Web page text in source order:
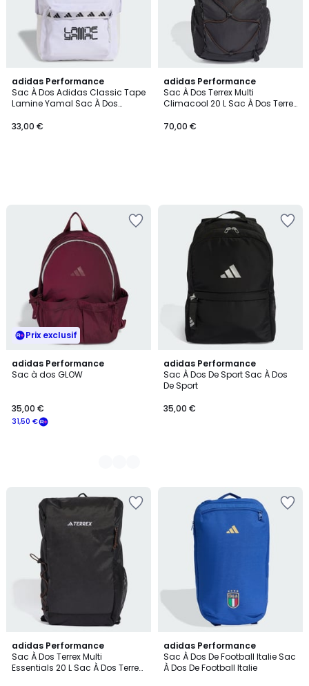
adidas Performance
Sac À Dos Adidas Classic Tape
Lamine Yamal Sac À Dos
Yamal
33,00 €
adidas Performance
Sac À Dos Terrex Multi
Climacool 20 L Sac À Dos Terrex
70,00 €
Prix exclusif
adidas Performance
Sac à dos GLOW
31,50 €
35,00 €
2
Couleurs
adidas Performance
Sac À Dos De Sport Sac À Dos
De Sport
35,00 €
adidas Performance
Sac À Dos Terrex Multi
Essentials 20 L Sac À Dos Terrex
4,5
/ 5
2
Couleurs
adidas Performance
Sac À Dos De Football Italie Sac
À Dos De Football Italie
5
/
5